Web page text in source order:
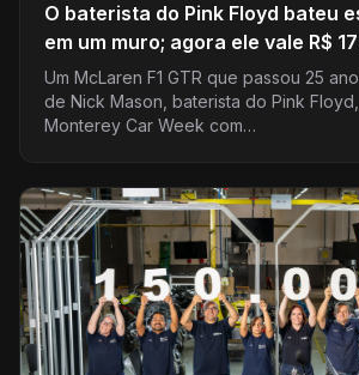
O baterista do Pink Floyd bateu
em um muro; agora ele vale R$
Um McLaren F1 GTR que passou 25
de Nick Mason, baterista do Pink
Monterey Car Week com…